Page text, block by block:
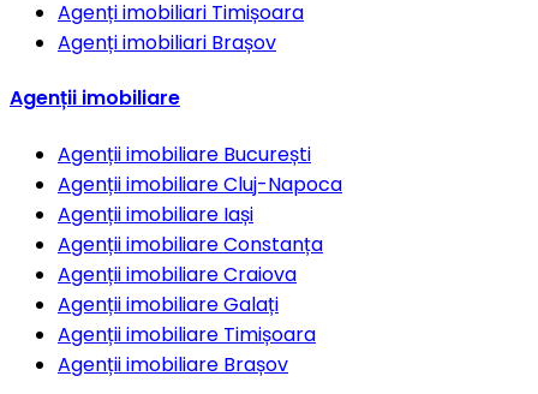
Agenți imobiliari Timișoara
Agenți imobiliari Brașov
Agenții imobiliare
Agenții imobiliare București
Agenții imobiliareCluj-Napoca
Agenții imobiliare Iași
Agenții imobiliareConstanța
Agenții imobiliareCraiova
Agenții imobiliareGalați
Agenții imobiliare Timișoara
Agenții imobiliare Brașov